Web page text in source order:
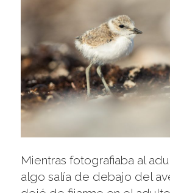
Mientras fotografiaba al
algo salía de debajo del